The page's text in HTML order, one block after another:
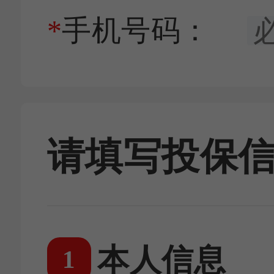
*手机号码：
请填写投保
1 本人信息